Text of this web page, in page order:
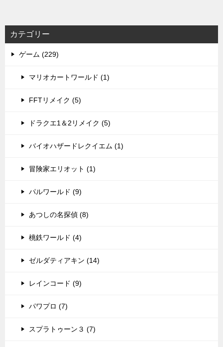
カテゴリー
ゲーム (229)
マリオカートワールド (1)
FFTリメイク (5)
ドラクエ1＆2リメイク (5)
バイオハザードレクイエム (1)
冒険家エリオット (1)
パルワールド (9)
あつしの名探偵 (8)
桃鉄ワールド (4)
ゼルダティアキン (14)
レインコード (9)
パワプロ (7)
スプラトゥーン３ (7)